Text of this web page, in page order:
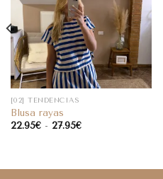
[02] TENDENCIAS
Blusa rayas
22.95€ - 27.95€